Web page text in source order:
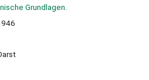
Grundlagen.